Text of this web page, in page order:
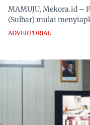
MAMUJU, Mekora.id –
(Sulbar) mulai
ADVERTORIAL